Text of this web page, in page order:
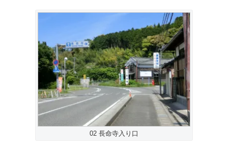
02 長命寺入り口